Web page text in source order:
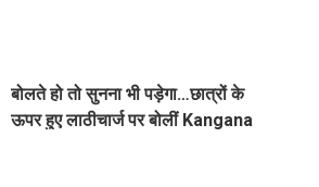
बोलते हो तो सुनना भी पड़ेगा…छात्रों के
ऊपर हुए लाठीचार्ज पर बोलीं Kangana